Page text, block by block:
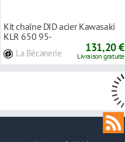
Kit chaîne DID acier Kawasaki
KLR 650 95-
La Bécanerie 131,20 €
Livraison gratuite